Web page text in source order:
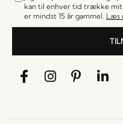
kan til enhver tid trække
er mindst 15 år gammel. Læs